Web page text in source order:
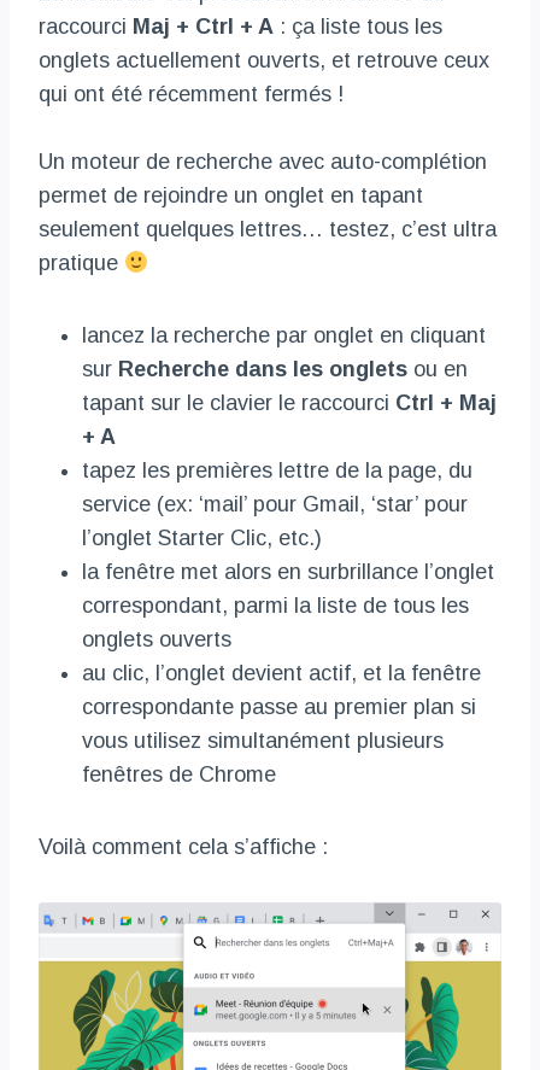
raccourci Maj + Ctrl + A : ça liste tous les
onglets actuellement ouverts, et retrouve ceux
qui ont été récemment fermés !
Un moteur de recherche avec auto-complétion
permet de rejoindre un onglet en tapant
seulement quelques lettres… testez, c’est ultra
pratique
lancez la recherche par onglet en cliquant
sur Recherche dans les onglets ou en
tapant sur le clavier le raccourci Ctrl + Maj
+ A
tapez les premières lettre de la page, du
service (ex: ‘mail’ pour Gmail, ‘star’ pour
l’onglet Starter Clic, etc.)
la fenêtre met alors en surbrillance l’onglet
correspondant, parmi la liste de tous les
onglets ouverts
au clic, l’onglet devient actif, et la fenêtre
correspondante passe au premier plan si
vous utilisez simultanément plusieurs
fenêtres de Chrome
Voilà comment cela s’affiche :